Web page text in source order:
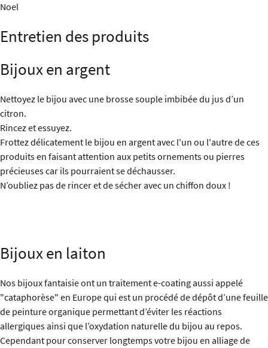
Noel
Entretien des produits
Bijoux en argent
Nettoyez le bijou avec une brosse souple imbibée du jus d’un
citron.
Rincez et essuyez.
Frottez délicatement le bijou en argent avec l'un ou l'autre de ces
produits en faisant attention aux petits ornements ou pierres
précieuses car ils pourraient se déchausser.
N’oubliez pas de rincer et de sécher avec un chiffon doux !
Bijoux en laiton
Nos bijoux fantaisie ont un traitement e-coating aussi appelé
"cataphorèse" en Europe qui est un procédé de dépôt d’une feuille
de peinture organique permettant d’éviter les réactions
allergiques ainsi que l’oxydation naturelle du bijou au repos.
Cependant pour conserver longtemps votre bijou en alliage de